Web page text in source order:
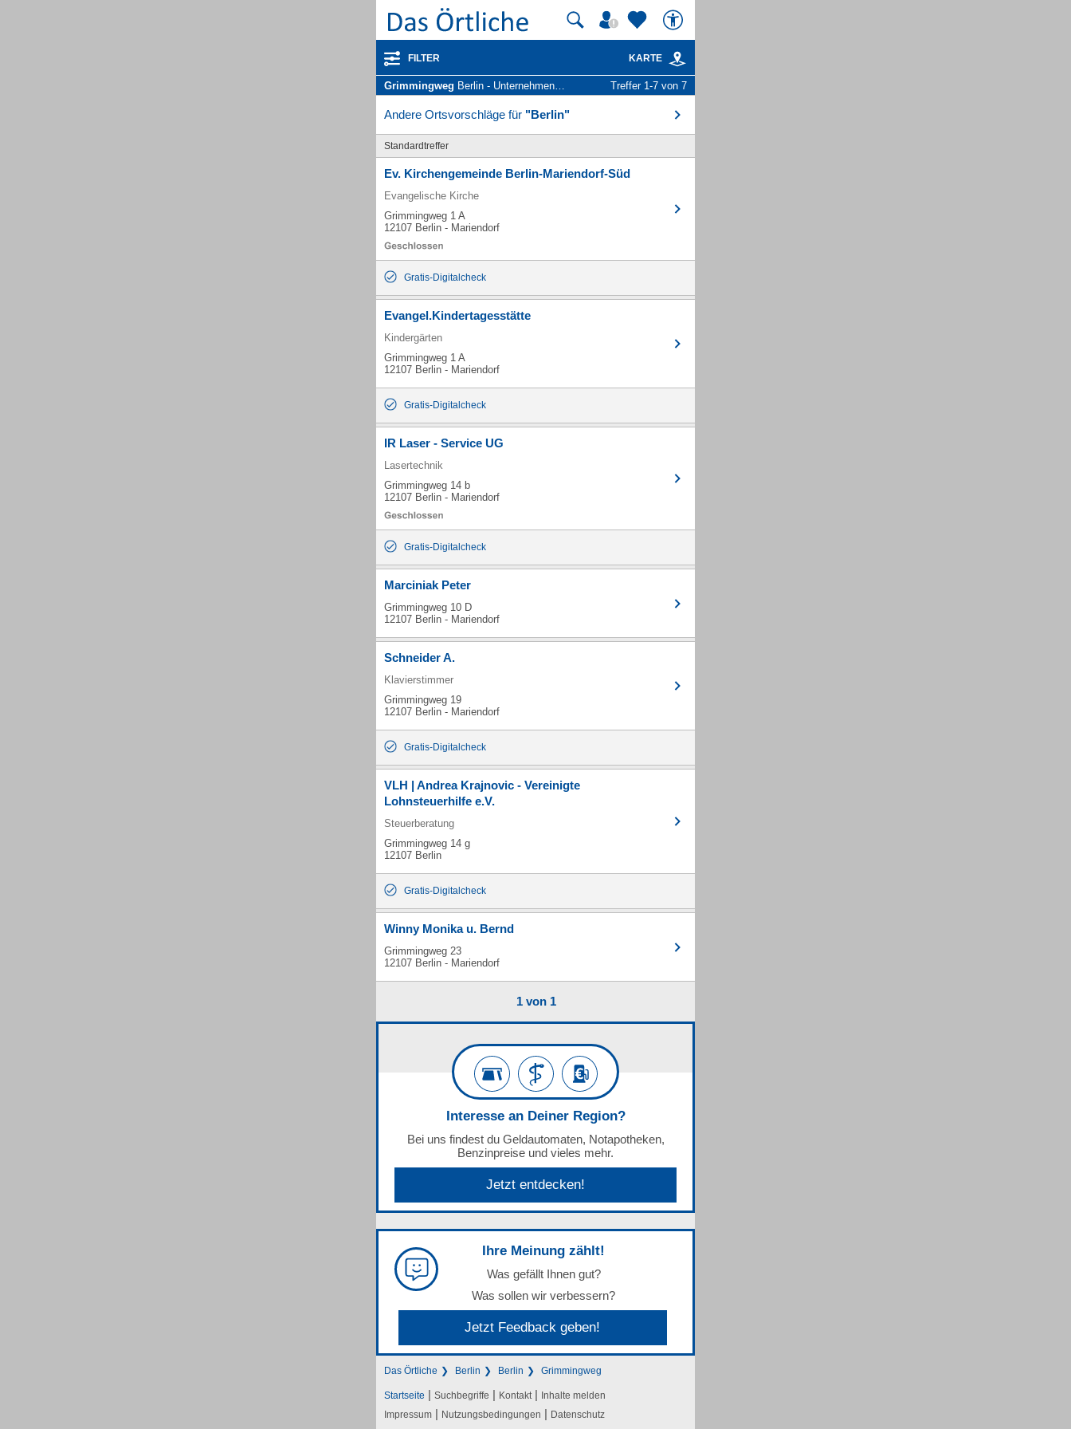
FILTER KARTE
Grimmingweg Berlin - Unternehmen und Personen Treffer 1-7 von 7
Andere Ortsvorschläge für "Berlin"
Standardtreffer
Ev. Kirchengemeinde Berlin-Mariendorf-Süd
Evangelische Kirche
Grimmingweg 1 A
12107 Berlin - Mariendorf
Gratis-Digitalcheck
Evangel.Kindertagesstätte
Kindergärten
Grimmingweg 1 A
12107 Berlin - Mariendorf
Gratis-Digitalcheck
IR Laser - Service UG
Lasertechnik
Grimmingweg 14 b
12107 Berlin - Mariendorf
Gratis-Digitalcheck
Marciniak Peter
Grimmingweg 10 D
12107 Berlin - Mariendorf
Schneider A.
Klavierstimmer
Grimmingweg 19
12107 Berlin - Mariendorf
Gratis-Digitalcheck
VLH | Andrea Krajnovic - Vereinigte
Lohnsteuerhilfe e.V.
Steuerberatung
Grimmingweg 14 g
12107 Berlin
Gratis-Digitalcheck
Winny Monika u. Bernd
Grimmingweg 23
12107 Berlin - Mariendorf
1 von 1
Interesse an Deiner Region?
Bei uns findest du Geldautomaten, Notapotheken,
Benzinpreise und vieles mehr.
Jetzt entdecken!
Ihre Meinung zählt!
Was gefällt Ihnen gut?
Was sollen wir verbessern?
Jetzt Feedback geben!
Das Örtliche Berlin Berlin Grimmingweg
Startseite | Suchbegriffe | Kontakt | Inhalte melden
Impressum | Nutzungsbedingungen | Datenschutz